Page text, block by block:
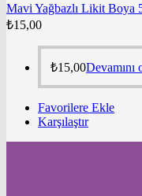
Mavi Yağbazlı Likit Boya
₺15,00
₺15,00Devamını
Favorilere Ekle
Karşılaştır